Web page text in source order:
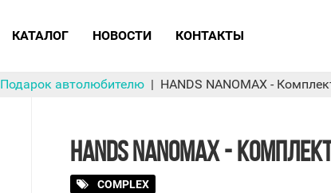
КАТАЛОГ НОВОСТИ КОНТАКТЫ
Подарок автолюбителю HANDS NANOMAX -
HANDS NANOMAX -
COMPLEX